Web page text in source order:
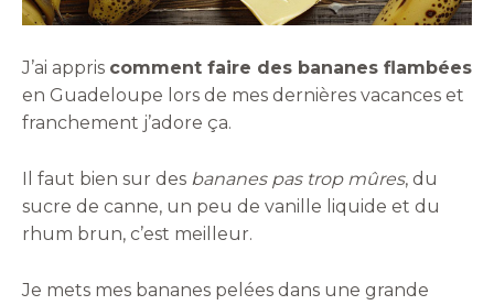
J’ai appris comment faire des bananes flambées
en Guadeloupe lors de mes dernières vacances et
franchement j’adore ça.
Il faut bien sur des bananes pas trop mûres, du
sucre de canne, un peu de vanille liquide et du
rhum brun, c’est meilleur.
Je mets mes bananes pelées dans une grande